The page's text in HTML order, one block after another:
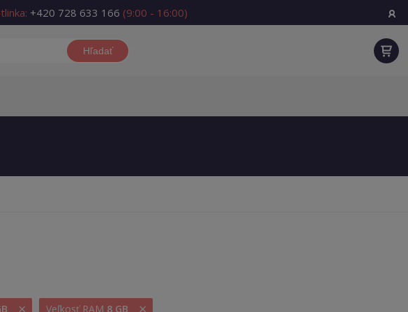
+420 728 633 166 (9:00 - 16:00)
Hľadať
Veľkosť RAM 8 GB